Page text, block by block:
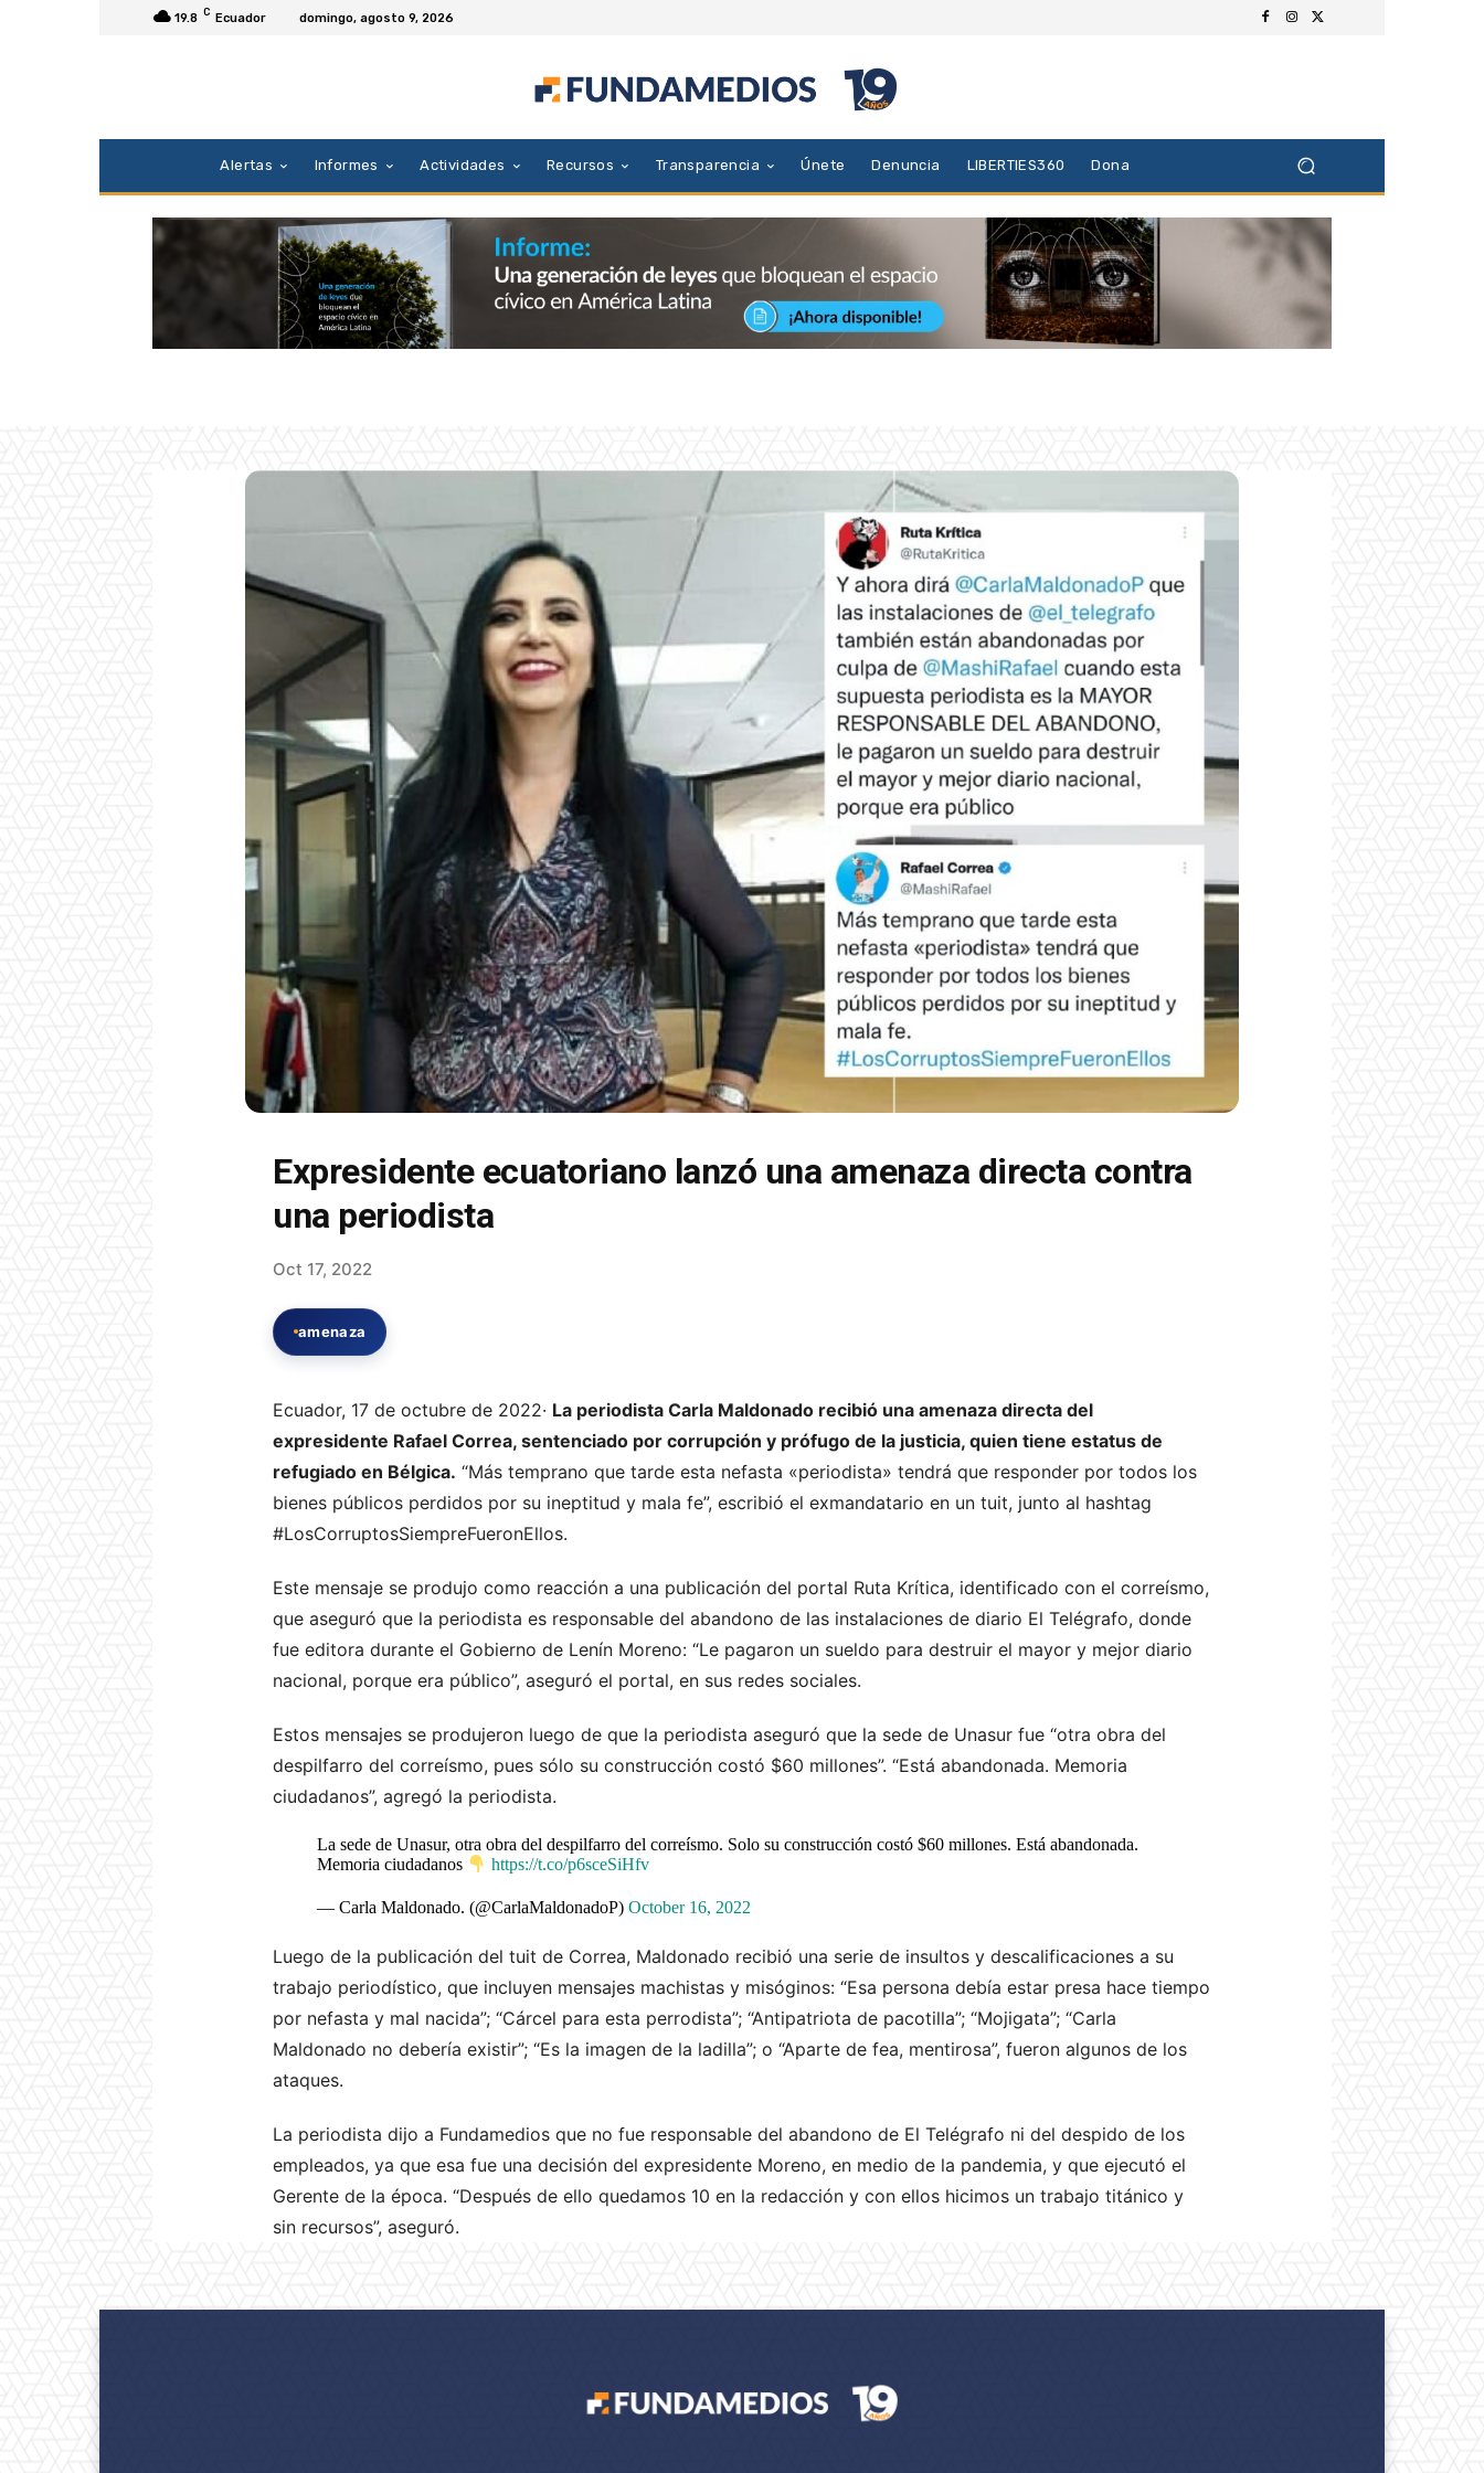
19.8 C Ecuador domingo, agosto 9, 2026
Alertas Informes Actividades Recursos Transparencia Únete Denuncia LIBERTIES360 Dona
Expresidente ecuatoriano lanzó una amenaza directa contra
una periodista
Oct 17, 2022
amenaza
Ecuador, 17 de octubre de 2022· La periodista Carla Maldonado recibió una amenaza directa del
expresidente Rafael Correa, sentenciado por corrupción y prófugo de la justicia, quien tiene estatus de
refugiado en Bélgica. “Más temprano que tarde esta nefasta «periodista» tendrá que responder por todos los
bienes públicos perdidos por su ineptitud y mala fe”, escribió el exmandatario en un tuit, junto al hashtag
#LosCorruptosSiempreFueronEllos.
Este mensaje se produjo como reacción a una publicación del portal Ruta Krítica, identificado con el correísmo,
que aseguró que la periodista es responsable del abandono de las instalaciones de diario El Telégrafo, donde
fue editora durante el Gobierno de Lenín Moreno: “Le pagaron un sueldo para destruir el mayor y mejor diario
nacional, porque era público”, aseguró el portal, en sus redes sociales.
Estos mensajes se produjeron luego de que la periodista aseguró que la sede de Unasur fue “otra obra del
despilfarro del correísmo, pues sólo su construcción costó $60 millones”. “Está abandonada. Memoria
ciudadanos”, agregó la periodista.
La sede de Unasur, otra obra del despilfarro del correísmo. Solo su construcción costó $60 millones. Está abandonada.
Memoria ciudadanos
https://t.co/p6sceSiHfv
— Carla Maldonado. (@CarlaMaldonadoP) October 16, 2022
Luego de la publicación del tuit de Correa, Maldonado recibió una serie de insultos y descalificaciones a su
trabajo periodístico, que incluyen mensajes machistas y misóginos: “Esa persona debía estar presa hace tiempo
por nefasta y mal nacida”; “Cárcel para esta perrodista”; “Antipatriota de pacotilla”; “Mojigata”; “Carla
Maldonado no debería existir”; “Es la imagen de la ladilla”; o “Aparte de fea, mentirosa”, fueron algunos de los
ataques.
La periodista dijo a Fundamedios que no fue responsable del abandono de El Telégrafo ni del despido de los
empleados, ya que esa fue una decisión del expresidente Moreno, en medio de la pandemia, y que ejecutó el
Gerente de la época. “Después de ello quedamos 10 en la redacción y con ellos hicimos un trabajo titánico y
sin recursos”, aseguró.